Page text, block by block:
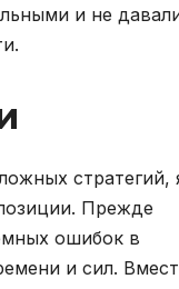
и не
стратегий,
Прежде
ошибок в
и сил.